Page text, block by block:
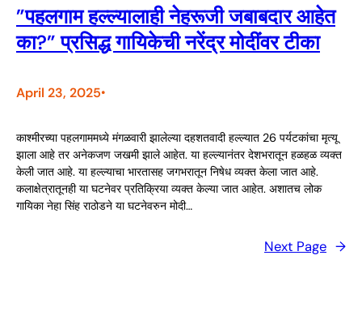
”पहलगाम हल्ल्यालाही नेहरूजी जबाबदार आहेत
का?” प्रसिद्ध गायिकेची नरेंद्र मोदींवर टीका
April 23, 2025•
काश्मीरच्या पहलगाममध्ये मंगळवारी झालेल्या दहशतवादी हल्ल्यात 26 पर्यटकांचा मृत्यू
झाला आहे तर अनेकजण जखमी झाले आहेत. या हल्ल्यानंतर देशभरातून हळहळ व्यक्त
केली जात आहे. या हल्ल्याचा भारतासह जगभरातून निषेध व्यक्त केला जात आहे.
कलाक्षेत्रातूनही या घटनेवर प्रतिक्रिया व्यक्त केल्या जात आहेत. अशातच लोक
गायिका नेहा सिंह राठोडने या घटनेवरुन मोदी…
Next Page →